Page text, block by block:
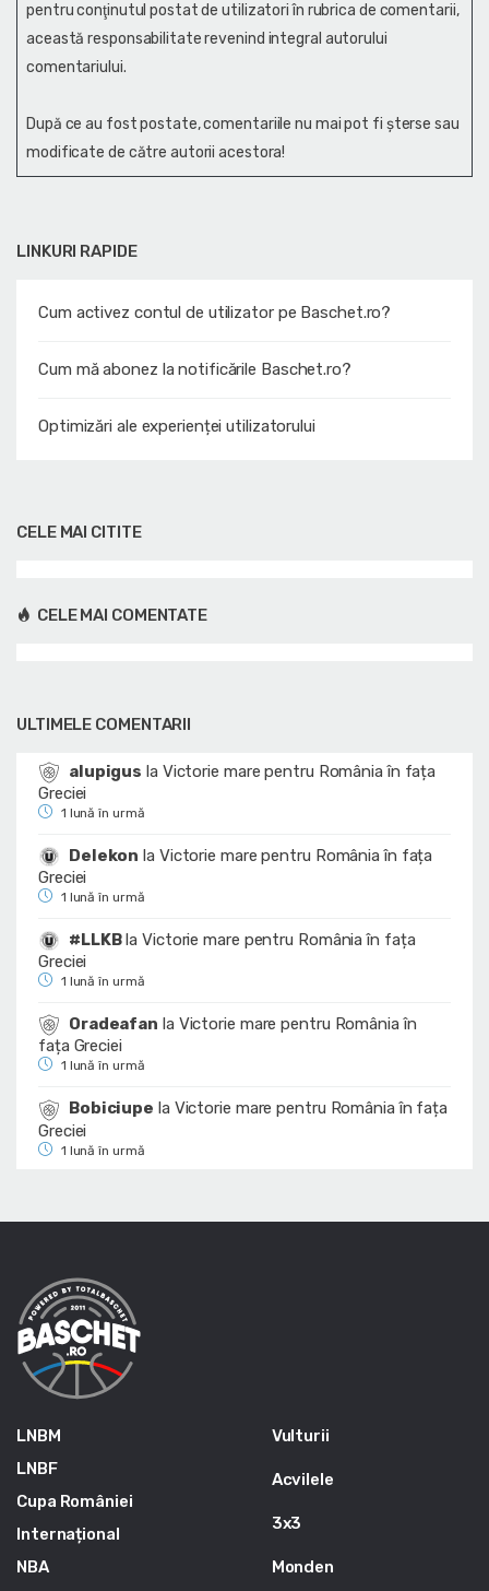
LINKURI RAPIDE
Cum activez contul de utilizator pe Baschet.ro?
Cum mă abonez la notificările Baschet.ro?
Optimizări ale experienței utilizatorului
pentru conţinutul postat de utilizatori în rubrica de comentarii,
această responsabilitate revenind integral autorului
comentariului.
După ce au fost postate, comentariile nu mai pot fi șterse sau
modificate de către autorii acestora!
CELE MAI CITITE
CELE MAI COMENTATE
ULTIMELE COMENTARII
alupigus la Victorie mare pentru România în fața
Greciei
1 lună în urmă
Delekon la Victorie mare pentru România în fața
Greciei
1 lună în urmă
#LLKBlaVictorie mare pentru România în fața
Greciei
1 lună în urmă
Oradeafan la Victorie mare pentru România în
fața Greciei
1 lună în urmă
Bobiciupe la Victorie mare pentru România în fața
Greciei
1 lună în urmă
LNBM
LNBF
Cupa României
Internațional
NBA
Vulturii
Acvilele
3x3
Monden